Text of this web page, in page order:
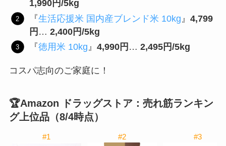
1,990円/5kg
『生活応援米 国内産ブレンド米 10kg 』4,799
円 …2,400円/5kg
『徳用米 10kg』4,990円 …2,495円/5kg
コスパ志向のご家庭に！
🏆Amazon ドラッグストア：売れ筋ランキン
グ上位品（8/4時点）
#1 #2 #3